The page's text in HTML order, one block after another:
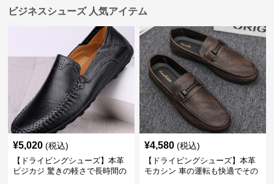
ビジネスシューズ 人気アイテム
¥5,020 (税込)
【ドライビングシューズ】本革
ビジカジ 驚きの軽さで長時間の
¥4,580 (税込)
【ドライビングシューズ】本革
モカシン 車の運転も快適でその